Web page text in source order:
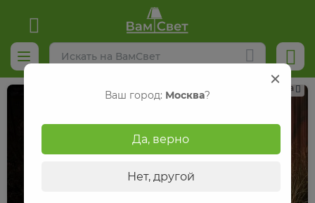
Реклама
Ваш город: Москва?
Да, верно
Нет, другой